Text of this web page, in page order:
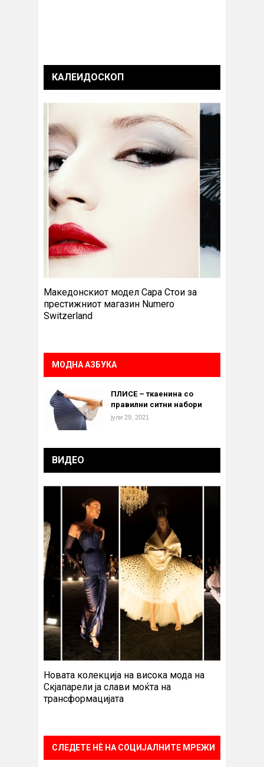
КАЛЕИДОСКОП
Македонскиот модел Сара Стои за
престижниот магазин Numero
Switzerland
МОДНА АЗБУКА
ПЛИСЕ – ткаенина со
правилни ситни набори
јули 29, 2021
ВИДЕО
Новата колекција на висока мода на
Скјапарели ја слави моќта на
трансформацијата
СЛЕДЕТЕ НÈ НА СОЦИЈАЛНИТЕ МРЕЖИ